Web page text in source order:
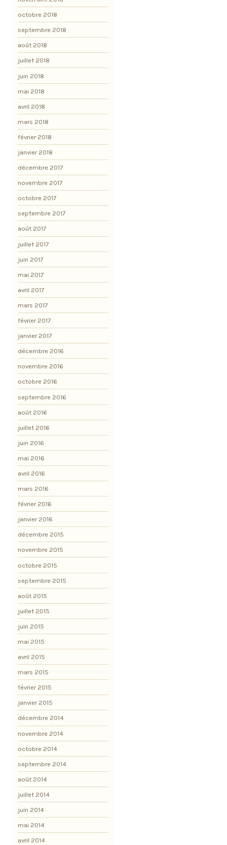
octobre 2018
septembre 2018
août 2018
juillet 2018
juin 2018
mai 2018
avril 2018
mars 2018
février 2018
janvier 2018
décembre 2017
novembre 2017
octobre 2017
septembre 2017
août 2017
juillet 2017
juin 2017
mai 2017
avril 2017
mars 2017
février 2017
janvier 2017
décembre 2016
novembre 2016
octobre 2016
septembre 2016
août 2016
juillet 2016
juin 2016
mai 2016
avril 2016
mars 2016
février 2016
janvier 2016
décembre 2015
novembre 2015
octobre 2015
septembre 2015
août 2015
juillet 2015
juin 2015
mai 2015
avril 2015
mars 2015
février 2015
janvier 2015
décembre 2014
novembre 2014
octobre 2014
septembre 2014
août 2014
juillet 2014
juin 2014
mai 2014
avril 2014